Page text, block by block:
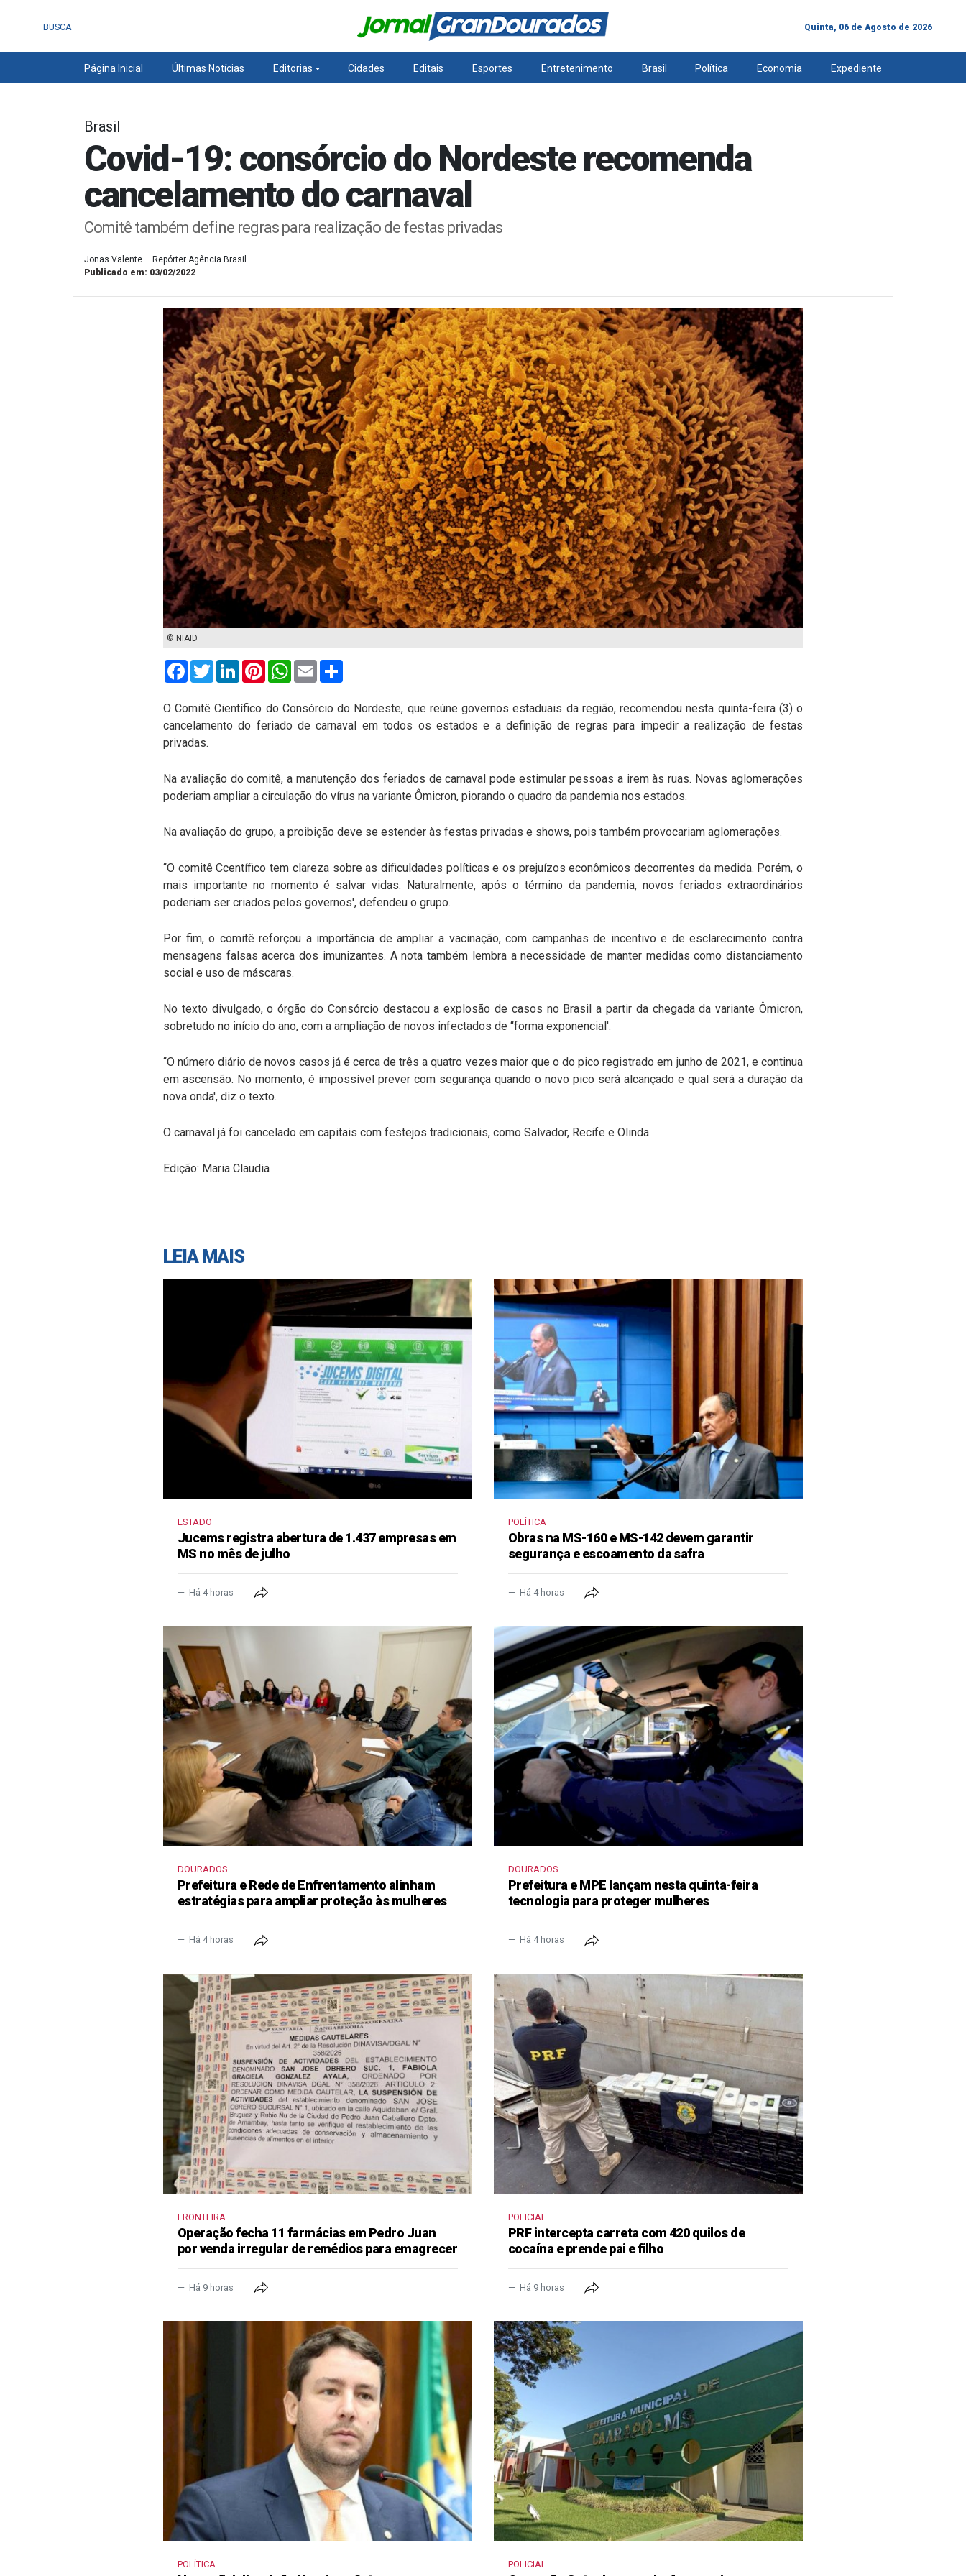
BUSCA Quinta, 06 de Agosto de 2026
Página Inicial Últimas Notícias Editorias Cidades Editais Esportes Entretenimento Brasil Política Economia Expediente
Brasil
Covid-19: consórcio do Nordeste recomenda
cancelamento do carnaval
Comitê também define regras para realização de festas privadas
Jonas Valente – Repórter Agência Brasil
Publicado em: 03/02/2022
© NIAID
FacebookTwitterLinkedInPinterestWhatsApp
Email
O Comitê Científico do Consórcio do Nordeste, que reúne governos estaduais da região, recomendou nesta quinta-feira (3) o
cancelamento do feriado de carnaval em todos os estados e a definição de regras para impedir a realização de festas
privadas.
Na avaliação do comitê, a manutenção dos feriados de carnaval pode estimular pessoas a irem às ruas. Novas aglomerações
poderiam ampliar a circulação do vírus na variante Ômicron, piorando o quadro da pandemia nos estados.
Na avaliação do grupo, a proibição deve se estender às festas privadas e shows, pois também provocariam aglomerações.
“O comitê Ccentífico tem clareza sobre as dificuldades políticas e os prejuízos econômicos decorrentes da medida. Porém, o
mais importante no momento é salvar vidas. Naturalmente, após o término da pandemia, novos feriados extraordinários
poderiam ser criados pelos governos', defendeu o grupo.
Por fim, o comitê reforçou a importância de ampliar a vacinação, com campanhas de incentivo e de esclarecimento contra
mensagens falsas acerca dos imunizantes. A nota também lembra a necessidade de manter medidas como distanciamento
social e uso de máscaras.
No texto divulgado, o órgão do Consórcio destacou a explosão de casos no Brasil a partir da chegada da variante Ômicron,
sobretudo no início do ano, com a ampliação de novos infectados de “forma exponencial'.
“O número diário de novos casos já é cerca de três a quatro vezes maior que o do pico registrado em junho de 2021, e continua
em ascensão. No momento, é impossível prever com segurança quando o novo pico será alcançado e qual será a duração da
nova onda', diz o texto.
O carnaval já foi cancelado em capitais com festejos tradicionais, como Salvador, Recife e Olinda.
Edição: Maria Claudia
LEIA MAIS
ESTADO
Jucems registra abertura de 1.437 empresas em
MS no mês de julho
Há 4 horas
POLÍTICA
Obras na MS-160 e MS-142 devem garantir
segurança e escoamento da safra
Há 4 horas
DOURADOS
Prefeitura e Rede de Enfrentamento alinham
estratégias para ampliar proteção às mulheres
Há 4 horas
DOURADOS
Prefeitura e MPE lançam nesta quinta-feira
tecnologia para proteger mulheres
Há 4 horas
FRONTEIRA
Operação fecha 11 farmácias em Pedro Juan
por venda irregular de remédios para emagrecer
Há 9 horas
POLICIAL
PRF intercepta carreta com 420 quilos de
cocaína e prende pai e filho
Há 9 horas
POLÍTICA POLICIAL